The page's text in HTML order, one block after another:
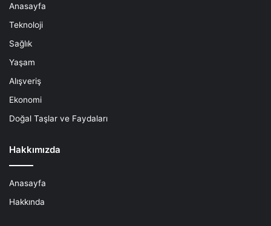
Anasayfa
Teknoloji
Sağlık
Yaşam
Alışveriş
Ekonomi
Doğal Taşlar ve Faydaları
Hakkımızda
Anasayfa
Hakkında